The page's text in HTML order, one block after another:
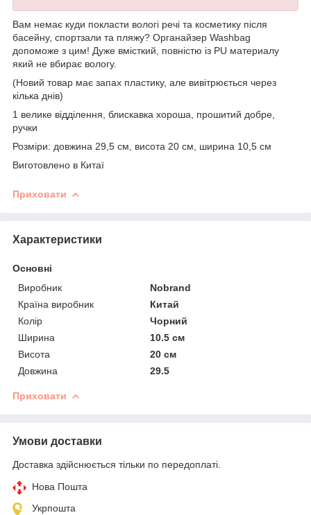
Вам немає куди покласти вологі речі та косметику після
басейну, спортзали та пляжу? Органайзер Washbag
допоможе з цим! Дуже вмісткий, повністю із PU материалу
який не вбирає вологу.
(Новий товар має запах пластику, але вивітрюється через
кілька днів)
1 велике відділення, блискавка хороша, прошитий добре,
ручки
Розміри: довжина 29,5 см, висота 20 см, ширина 10,5 см
Виготовлено в Китаї
Приховати
Характеристики
Основні
Виробник
Nobrand
Країна виробник
Китай
Колір
Чорний
Ширина
10.5 см
Висота
20 см
Довжина
29.5
Приховати
Умови доставки
Доставка здійснюється тільки по передоплаті.
Нова Пошта
Укрпошта